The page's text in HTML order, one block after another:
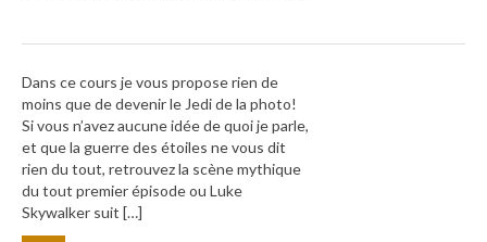
Dans ce cours je vous propose rien de
moins que de devenir le Jedi de la photo!
Si vous n’avez aucune idée de quoi je parle,
et que la guerre des étoiles ne vous dit
rien du tout, retrouvez la scène mythique
du tout premier épisode ou Luke
Skywalker suit […]